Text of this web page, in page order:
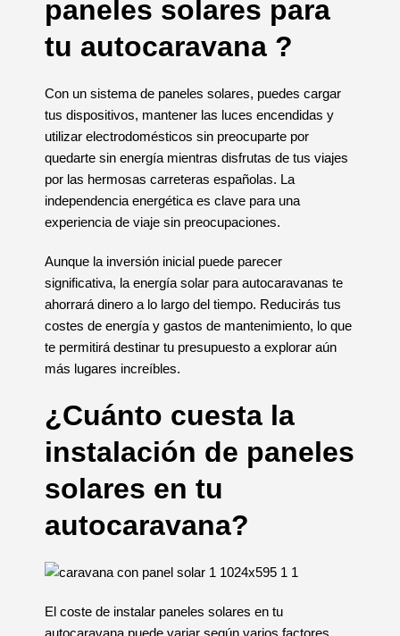
paneles solares para
tu autocaravana ?
Con un sistema de paneles solares, puedes cargar
tus dispositivos, mantener las luces encendidas y
utilizar electrodomésticos sin preocuparte por
quedarte sin energía mientras disfrutas de tus viajes
por las hermosas carreteras españolas. La
independencia energética es clave para una
experiencia de viaje sin preocupaciones.
Aunque la inversión inicial puede parecer
significativa, la energía solar para autocaravanas te
ahorrará dinero a lo largo del tiempo. Reducirás tus
costes de energía y gastos de mantenimiento, lo que
te permitirá destinar tu presupuesto a explorar aún
más lugares increíbles.
¿Cuánto cuesta la
instalación de paneles
solares en tu
autocaravana?
El coste de instalar paneles solares en tu